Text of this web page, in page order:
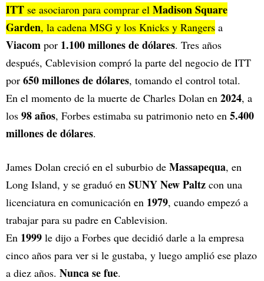
ITT se asociaron para comprar el Madison Square
Garden, la cadena MSG y los Knicks y Rangers a
Viacom por 1.100 millones de dólares. Tres años
después, Cablevision compró la parte del negocio de ITT
por 650 millones de dólares, tomando el control total.
En el momento de la muerte de Charles Dolan en 2024, a
los 98 años, Forbes estimaba su patrimonio neto en 5.400
millones de dólares.
James Dolan creció en el suburbio de Massapequa, en
Long Island, y se graduó en SUNY New Paltz con una
licenciatura en comunicación en 1979, cuando empezó a
trabajar para su padre en Cablevision.
En 1999 le dijo a Forbes que decidió darle a la empresa
cinco años para ver si le gustaba, y luego amplió ese plazo
a diez años. Nunca se fue.